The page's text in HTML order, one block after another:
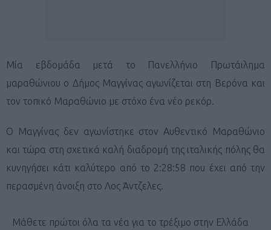
Μία εβδομάδα μετά το Πανελλήνιο Πρωτάιλημα
μαραθώνιου ο Δήμος Μαγγίνας αγωνίζεται στη Βερόνα και
τον τοπικό Μαραθώνιο με στόχο ένα νέο ρεκόρ.
Ο Μαγγίνας δεν αγωνίστηκε στον Αυθεντικό Μαραθώνιο
και τώρα στη σχετικά καλή διαδρομή της ιταλικής πόλης θα
κυνηγήσει κάτι καλύτερο από το 2:28:58 που έχει από την
περασμένη άνοιξη στο Λος Άντζελες.
Μάθετε πρώτοι όλα τα νέα για το τρέξιμο στην Ελλάδα